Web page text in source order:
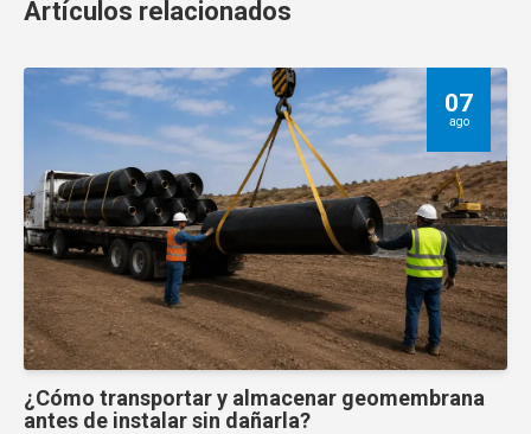
Artículos relacionados
07
ago
¿Cómo transportar y almacenar geomembrana
antes de instalar sin dañarla?